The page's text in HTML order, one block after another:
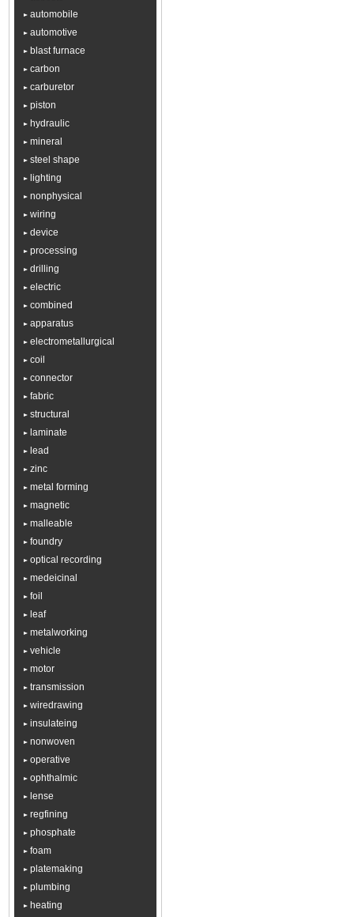
automobile
automotive
blast furnace
carbon
carburetor
piston
hydraulic
mineral
steel shape
lighting
nonphysical
wiring
device
processing
drilling
electric
combined
apparatus
electrometallurgical
coil
connector
fabric
structural
laminate
lead
zinc
metal forming
magnetic
malleable
foundry
optical recording
medeicinal
foil
leaf
metalworking
vehicle
motor
transmission
wiredrawing
insulateing
nonwoven
operative
ophthalmic
lense
regfining
phosphate
foam
platemaking
plumbing
heating